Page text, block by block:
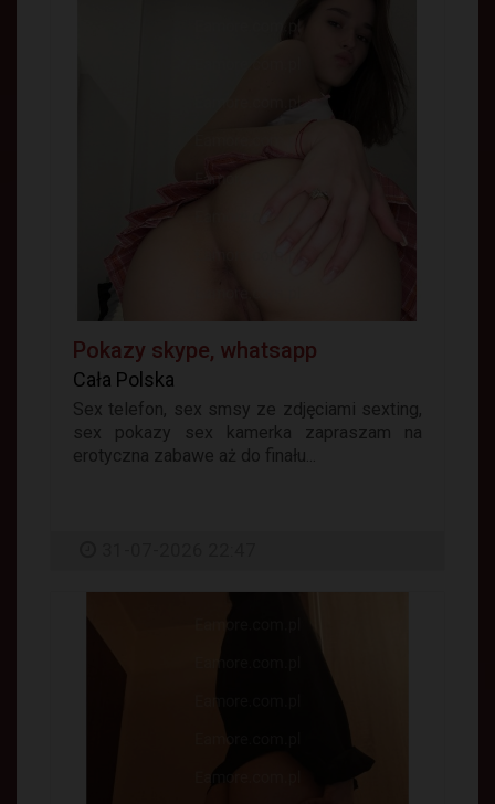
Pokazy skype, whatsapp
Cała Polska
Sex telefon, sex smsy ze zdjęciami sexting,
sex pokazy sex kamerka zapraszam na
erotyczna zabawe aż do finału...